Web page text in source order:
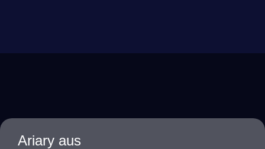
Ariary aus